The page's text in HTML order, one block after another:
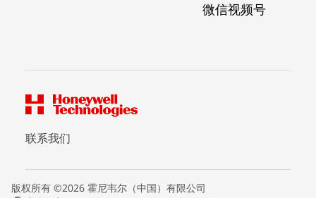
微信视频号
联系我们
版权所有 ©2026 霍尼韦尔（中国）有限公司